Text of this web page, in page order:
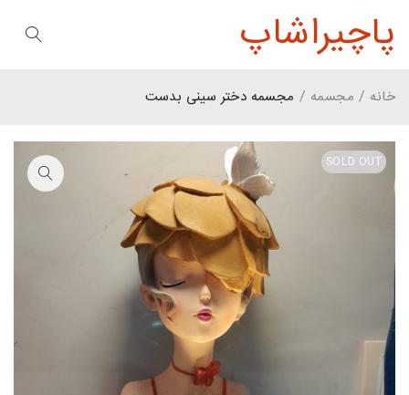
پاچیراشاپ
خانه / مجسمه / مجسمه دختر سینی بدست
SOLD OUT